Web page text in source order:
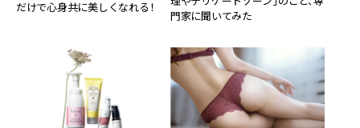
だけで心身共に美しくなれる！
門家に聞いてみた